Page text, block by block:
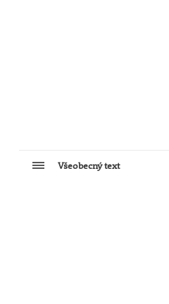
Všeobecný text